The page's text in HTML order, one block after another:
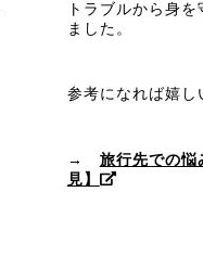
トラブルから身
ました。
参考になれば嬉し
→ 旅行先での悩
見】